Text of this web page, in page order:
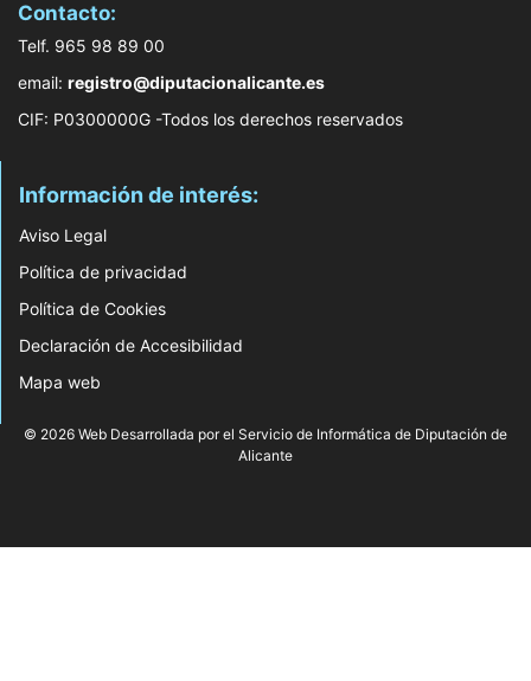
Contacto:
Telf. 965 98 89 00
email: registro@diputacionalicante.es
CIF: P0300000G -Todos los derechos reservados
Información de interés:
Aviso Legal
Política de privacidad
Política de Cookies
Declaración de Accesibilidad
Mapa web
© 2026 Web Desarrollada por el Servicio de Informática de Diputación de
Alicante